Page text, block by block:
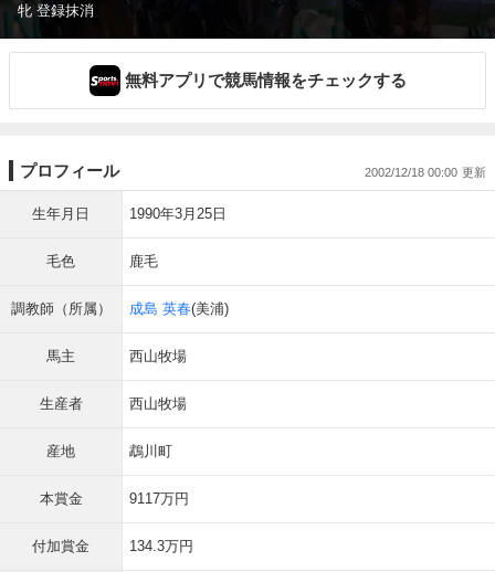
牝 登録抹消
無料アプリで競馬情報をチェックする
プロフィール 2002/12/18 00:00
生年月日 1990年3月25日
毛色 鹿毛
調教師（所属） 成島 英春(美浦)
馬主 西山牧場
生産者 西山牧場
産地 鵡川町
本賞金 9117万円
付加賞金 134.3万円